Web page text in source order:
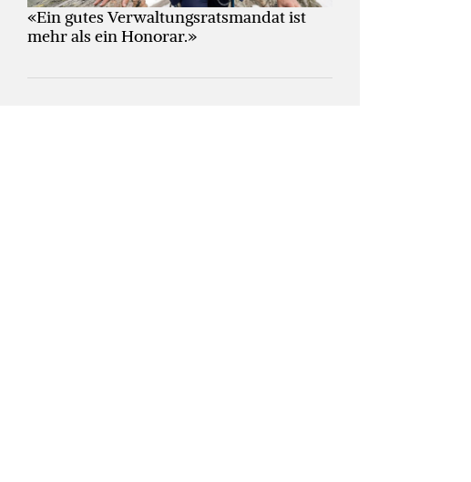
«Ein gutes Verwaltungs­ratsmandat ist
mehr als ein Honorar.»